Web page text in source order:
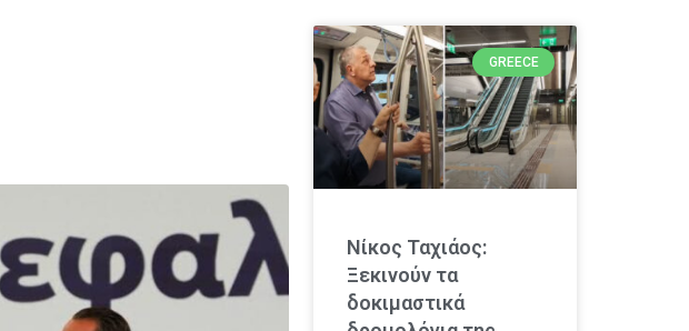
GREECE
Νίκος Ταχιάος:
Ξεκινούν τα
δοκιμαστικά